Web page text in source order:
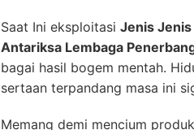
Saat Ini eksploitasi Jenis Jenis
Antariksa Lembaga
bagai hasil bogem mentah.
sertaan terpandang masa ini
Memang demi mencium